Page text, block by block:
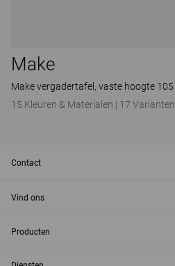
Make
Make vergadertafel, vaste hoogte 105
15 Kleuren & Materialen | 17 Varianten
Contact
Vind ons
Producten